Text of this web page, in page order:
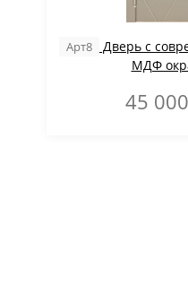
Арт8
Дверь с
МДФ
45 000